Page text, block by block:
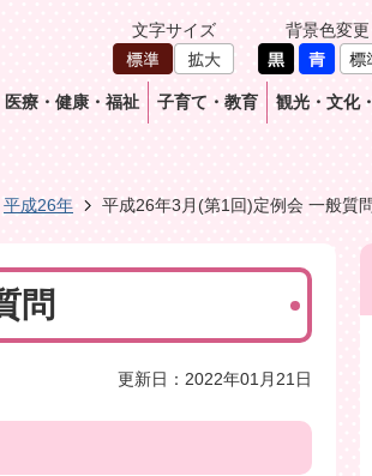
文字サイズ 背景色変更
医療・健康・福祉 子育て・教育 観光・文化
平成26年 平成26年3月(第1回)定例会 一般質問
問
更新日：2022年01月21日